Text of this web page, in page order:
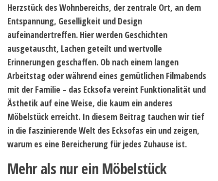
Herzstück des Wohnbereichs, der zentrale Ort, an dem
Entspannung, Geselligkeit und Design
aufeinandertreffen. Hier werden Geschichten
ausgetauscht, Lachen geteilt und wertvolle
Erinnerungen geschaffen. Ob nach einem langen
Arbeitstag oder während eines gemütlichen Filmabends
mit der Familie – das Ecksofa vereint Funktionalität und
Ästhetik auf eine Weise, die kaum ein anderes
Möbelstück erreicht. In diesem Beitrag tauchen wir tief
in die faszinierende Welt des Ecksofas ein und zeigen,
warum es eine Bereicherung für jedes Zuhause ist.
Mehr als nur ein Möbelstück